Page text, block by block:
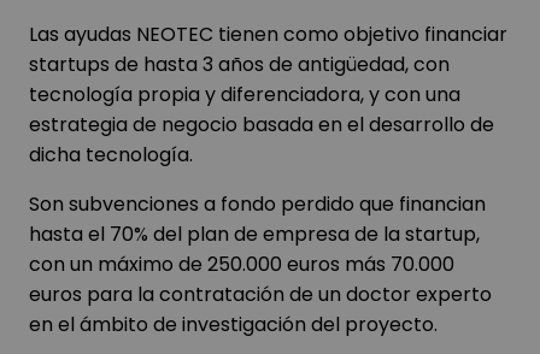
Las ayudas NEOTEC tienen como objetivo financiar
startups de hasta 3 años de antigüedad, con
tecnología propia y diferenciadora, y con una
estrategia de negocio basada en el desarrollo de
dicha tecnología.
Son subvenciones a fondo perdido que financian
hasta el 70% del plan de empresa de la startup,
con un máximo de 250.000 euros más 70.000
euros para la contratación de un doctor experto
en el ámbito de investigación del proyecto.